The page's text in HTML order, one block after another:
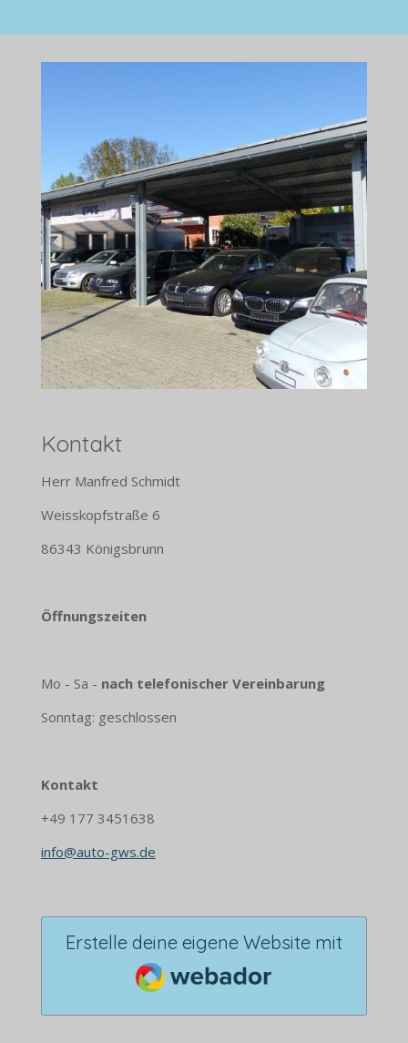
Kontakt
Herr Manfred Schmidt
Weisskopfstraße 6
86343 Königsbrunn
Öffnungszeiten
Mo - Sa - nach telefonischer Vereinbarung
Sonntag: geschlossen
Kontakt
+49 177 3451638
info@auto-gws.de
Erstelle deine eigene Website mit
Webador